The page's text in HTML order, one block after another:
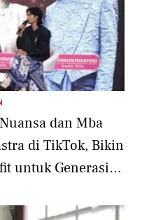
dan Mba
di TikTok, Bikin
untuk Generasi